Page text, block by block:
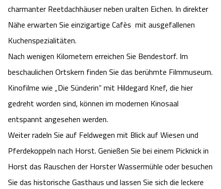
charmanter Reetdachhäuser neben uralten Eichen. In direkter
Nähe erwarten Sie einzigartige Cafès mit ausgefallenen
Kuchenspezialitäten.
Nach wenigen Kilometern erreichen Sie Bendestorf. Im
beschaulichen Ortskern finden Sie das berühmte Filmmuseum.
Kinofilme wie „Die Sünderin“ mit Hildegard Knef, die hier
gedreht worden sind, können im modernen Kinosaal
entspannt angesehen werden.
Weiter radeln Sie auf Feldwegen mit Blick auf Wiesen und
Pferdekoppeln nach Horst. Genießen Sie bei einem Picknick in
Horst das Rauschen der Horster Wassermühle oder besuchen
Sie das historische Gasthaus und lassen Sie sich die leckere